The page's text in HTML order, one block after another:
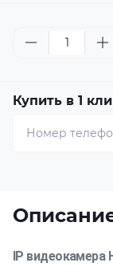
Купить в 1
IP видеокамера